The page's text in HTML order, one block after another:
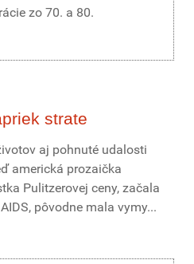
zo 70. a 80.
strate
aj pohnuté udalosti
americká prozaička
Pulitzerovej ceny, začala
pôvodne mala vymy...